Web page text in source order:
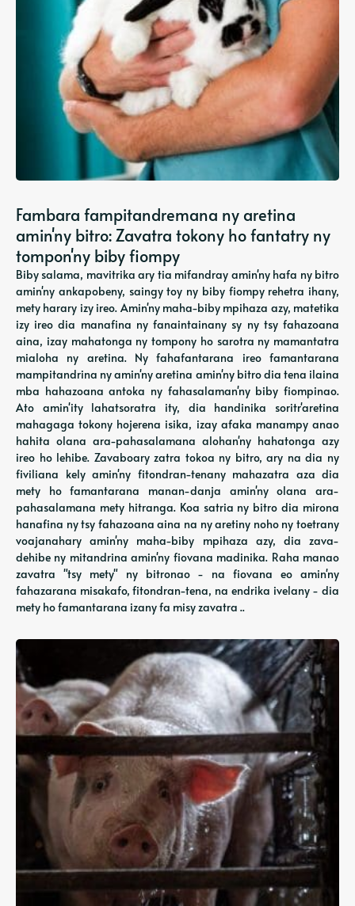
Fambara fampitandremana ny aretina
amin'ny bitro: Zavatra tokony ho fantatry ny
tompon'ny biby fiompy
Biby salama, mavitrika ary tia mifandray amin'ny hafa ny bitro
amin'ny ankapobeny, saingy toy ny biby fiompy rehetra ihany,
mety harary izy ireo. Amin'ny maha-biby mpihaza azy, matetika
izy ireo dia manafina ny fanaintainany sy ny tsy fahazoana
aina, izay mahatonga ny tompony ho sarotra ny mamantatra
mialoha ny aretina. Ny fahafantarana ireo famantarana
mampitandrina ny amin'ny aretina amin'ny bitro dia tena ilaina
mba hahazoana antoka ny fahasalaman'ny biby fiompinao.
Ato amin'ity lahatsoratra ity, dia handinika soritr'aretina
mahagaga tokony hojerena isika, izay afaka manampy anao
hahita olana ara-pahasalamana alohan'ny hahatonga azy
ireo ho lehibe. Zavaboary zatra tokoa ny bitro, ary na dia ny
fiviliana kely amin'ny fitondran-tenany mahazatra aza dia
mety ho famantarana manan-danja amin'ny olana ara-
pahasalamana mety hitranga. Koa satria ny bitro dia mirona
hanafina ny tsy fahazoana aina na ny aretiny noho ny toetrany
voajanahary amin'ny maha-biby mpihaza azy, dia zava-
dehibe ny mitandrina amin'ny fiovana madinika. Raha manao
zavatra "tsy mety" ny bitronao - na fiovana eo amin'ny
fahazarana misakafo, fitondran-tena, na endrika ivelany - dia
mety ho famantarana izany fa misy zavatra ..